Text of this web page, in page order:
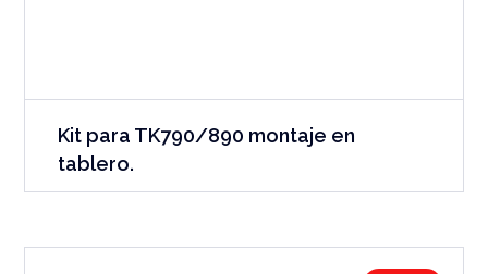
Kit para TK790/890 montaje en
tablero.